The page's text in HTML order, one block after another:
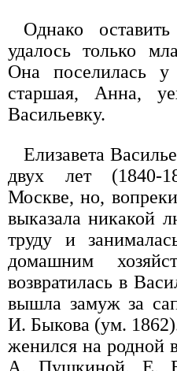
Однако
удалось только
Она поселилась
старшая, Анна,
Васильевку.
Елизавета
двух лет (1840-
Москве, но,
выказала никакой
труду и
домашним
возвратилась в
вышла замуж за
И. Быкова (ум.
женился на